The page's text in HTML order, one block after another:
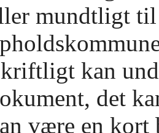
mundtligt til
kan
det
være en kort